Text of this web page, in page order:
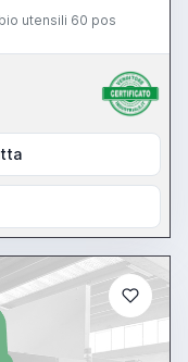
utensili 60 pos